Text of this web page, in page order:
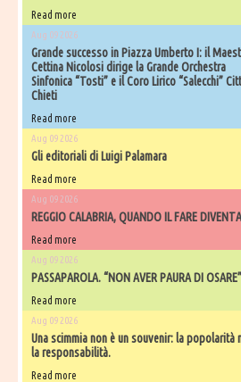
Read more
Aug 09 2026
Grande successo in Piazza Umberto I: il
Cettina Nicolosi dirige la Grande Orchestra
Sinfonica “Tosti” e il Coro Lirico “Salecchi”
Chieti
Read more
Aug 09 2026
Gli editoriali di Luigi Palamara
Read more
Aug 09 2026
REGGIO CALABRIA, QUANDO IL FARE
Read more
Aug 09 2026
PASSAPAROLA. “NON AVER PAURA DI OSARE”
Read more
Aug 09 2026
Una scimmia non è un souvenir: la popolarità
la responsabilità.
Read more